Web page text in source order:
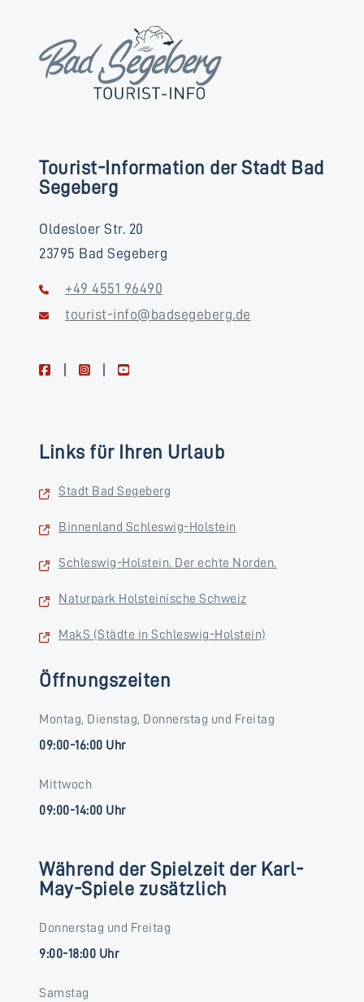
Tourist-Information der Stadt Bad
Segeberg
Oldesloer Str. 20
23795 Bad Segeberg
+49 4551 96490
tourist-info@badsegeberg.de
facebookinstagramyoutube
Links für Ihren Urlaub
Stadt Bad Segeberg
Binnenland Schleswig-Holstein
Schleswig-Holstein. Der echte Norden.
Naturpark Holsteinische Schweiz
MakS (Städte in Schleswig-Holstein)
Öffnungszeiten
Montag, Dienstag, Donnerstag und Freitag
09:00-16:00 Uhr
Mittwoch
09:00-14:00 Uhr
Während der Spielzeit der Karl-
May-Spiele zusätzlich
Donnerstag und Freitag
9:00-18:00 Uhr
Samstag